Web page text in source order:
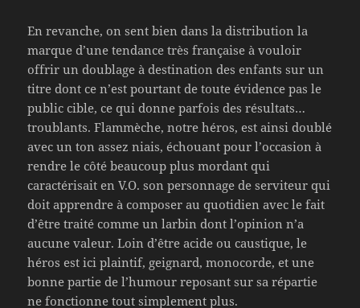
En revanche, on sent bien dans la distribution la
marque d’une tendance très française à vouloir
offrir un doublage à destination des enfants sur un
titre dont ce n’est pourtant de toute évidence pas le
public cible, ce qui donne parfois des résultats…
troublants. Flammèche, notre héros, est ainsi doublé
avec un ton assez niais, échouant pour l’occasion à
rendre le côté beaucoup plus mordant qui
caractérisait en V.O. son personnage de serviteur qui
doit apprendre à composer au quotidien avec le fait
d’être traité comme un larbin dont l’opinion n’a
aucune valeur. Loin d’être acide ou caustique, le
héros est ici plaintif, geignard, monocorde, et une
bonne partie de l’humour reposant sur sa répartie
ne fonctionne tout simplement plus.